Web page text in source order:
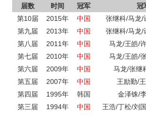
届数
时间 冠军 冠
第10届
2015年 中国 张继科/马龙/
第九届
2013年 中国 张继科/马龙/
第八届
2011年 中国 马龙/王皓/
第七届
2010年 中国 马龙/王皓/
第六届
2009年 中国 马龙/张继
第五届
2007年 中国 王励勤/
第四届
1995年 韩国 金泽铢/
第三届
1994年 中国 王浩/丁松/刘